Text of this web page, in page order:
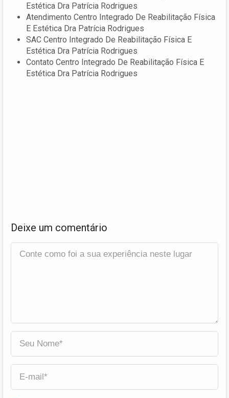
Estética Dra Patrícia Rodrigues
Atendimento Centro Integrado De Reabilitação Física
E Estética Dra Patrícia Rodrigues
SAC Centro Integrado De Reabilitação Física E
Estética Dra Patrícia Rodrigues
Contato Centro Integrado De Reabilitação Física E
Estética Dra Patrícia Rodrigues
Deixe um comentário